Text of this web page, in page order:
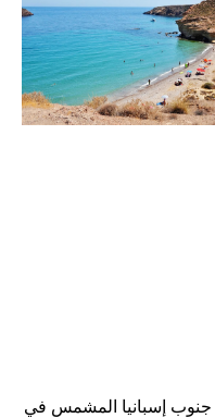
إسبانيا المشمس في